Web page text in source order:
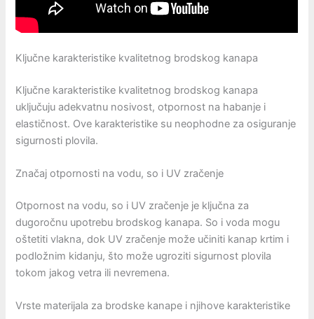
Ključne karakteristike kvalitetnog brodskog kanapa
Ključne karakteristike kvalitetnog brodskog kanapa
uključuju adekvatnu nosivost, otpornost na habanje i
elastičnost. Ove karakteristike su neophodne za osiguranje
sigurnosti plovila.
Značaj otpornosti na vodu, so i UV zračenje
Otpornost na vodu, so i UV zračenje je ključna za
dugoročnu upotrebu brodskog kanapa. So i voda mogu
oštetiti vlakna, dok UV zračenje može učiniti kanap krtim i
podložnim kidanju, što može ugroziti sigurnost plovila
tokom jakog vetra ili nevremena.
Vrste materijala za brodske kanape i njihove karakteristike